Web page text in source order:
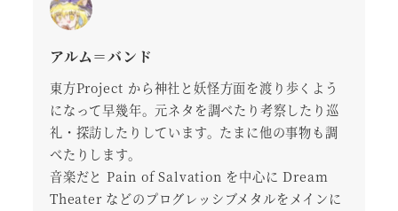
アルム＝バンド
東方Project から神社と妖怪方面を渡り歩くよう
になって早幾年。元ネタを調べたり考察したり巡
礼・探訪したりしています。たまに他の事物も調
べたりします。
音楽だと Pain of Salvation を中心に Dream
Theater などのプログレッシブメタルをメインに